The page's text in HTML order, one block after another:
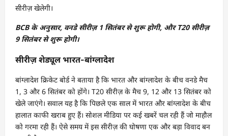
सीरीज़ खेलेगी।
BCB के अनुसार, वनडे सीरीज़ 1 सितंबर से शुरू होगी, और T20 सीरीज़
9 सितंबर से शुरू होगी।
सीरीज़ शेड्यूल भारत-बांग्लादेश
बांग्लादेश क्रिकेट बोर्ड ने बताया है कि भारत और बांग्लादेश के बीच वनडे मैच
1, 3 और 6 सितंबर को होंगे। T20 सीरीज़ के मैच 9, 12 और 13 सितंबर को
खेले जाएंगे। सवाल यह है कि पिछले एक साल में भारत और बांग्लादेश के बीच
हालात काफी खराब हुए हैं। सोशल मीडिया पर कई खबरें चल रही हैं जो माहौल
को गरमा रही हैं। ऐसे समय में इस सीरीज़ की घोषणा एक और बड़ा विवाद बन